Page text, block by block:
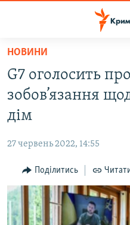
Перейти
основного
матеріалу
Перейти
до
основної
навігації
Перейти
до
пошуку
ВОДА.КРИМ
ВІДЕО ТА ФОТО
БЛОГИ
ПОГЛЯД
ІНТЕРВ'Ю
ВСЕ ЗА ДЕНЬ
НОВИНИ
G7 оголосить
зобов’язання
дім
27 червень 2022, 14:55
Поділитись